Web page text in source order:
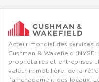
Acteur mondial des services
Cushman & Wakefield (NYSE:
propriétaires et entreprises
valeur immobilière, de la
l’aménagement des locaux.